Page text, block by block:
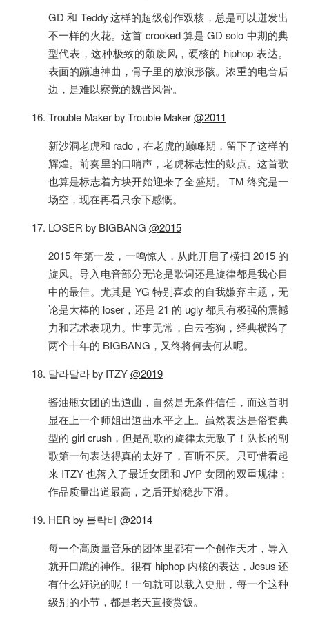
GD 和 Teddy 这样的超级创作双核，总是可以迸发出
不一样的火花。这首 crooked 算是 GD solo 中期的典
型代表，这种极致的颓废风，硬核的 hiphop 表达。
表面的蹦迪神曲，骨子里的放浪形骸。浓重的电音后
边，是难以察觉的魏晋风骨。
Trouble Maker by Trouble Maker@2011
新沙洞老虎和 rado，在老虎的巅峰期，留下了这样的
辉煌。前奏里的口哨声，老虎标志性的鼓点。这首歌
也算是标志着方块开始迎来了全盛期。 TM 终究是一
场空，现在再看只余下感慨。
LOSER by BIGBANG @2015
2015 年第一发，一鸣惊人，从此开启了横扫 2015 的
旋风。导入电音部分无论是歌词还是旋律都是我心目
中的最佳。尤其是 YG 特别喜欢的自我嫌弃主题，无
论是大棒的 loser，还是 21 的 ugly 都具有极强的震撼
力和艺术表现力。世事无常，白云苍狗，经典横跨了
两个十年的 BIGBANG，又终将何去何从呢。
달라달라 by ITZY@2019
酱油瓶女团的出道曲，自然是无条件信任，而这首明
显在上一个师姐出道曲水平之上。虽然表达是俗套典
型的 girl crush，但是副歌的旋律太无敌了！队长的副
歌第一句表达得真的太好了，百听不厌。只可惜看起
来 ITZY 也落入了最近女团和 JYP 女团的双重规律：
作品质量出道最高，之后开始稳步下滑。
HER by 블락비 @2014
每一个高质量音乐的团体里都有一个创作天才，导入
就开口跪的神作。很有 hiphop 内核的表达，Jesus 还
有什么好说的呢！一句就可以载入史册，每一个这种
级别的小节，都是老天直接赏饭。